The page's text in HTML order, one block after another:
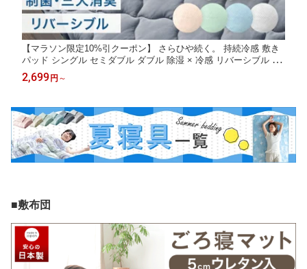
【マラソン限定10%引クーポン】 さらひや続く。 持続冷感 敷き
パッド シングル セミダブル ダブル 除湿 × 冷感 リバーシブル 洗
える 接触冷感 抗菌 防臭 ひんやりマット ベッドパッド 冷感マッ
ト 冷却マット ひんやり 敷パッド 夏用 冷感敷きパッド 敷パット
2,699 円 ～
■敷布団